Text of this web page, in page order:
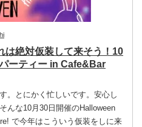
は絶対仮装して来そう！10
ーティー in Cafe&Bar
。とにかく忙しいです。安心し
んな10月30日開催のHalloween
で今年はこういう仮装をしに来